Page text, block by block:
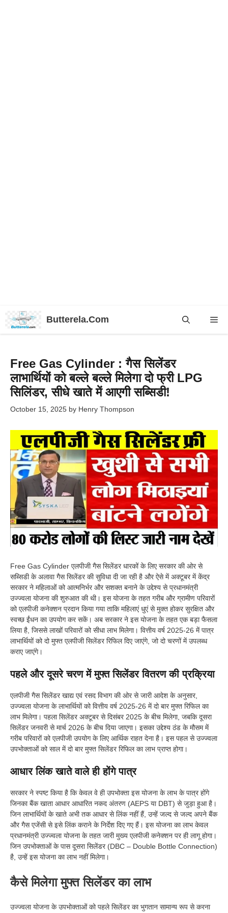
Butterela.Com
Free Gas Cylinder : गैस सिलेंडर
लाभार्थियों को बल्ले बल्ले मिलेगा दो फ्री LPG
सिलिंडर, सीधे खाते में आएगी सब्सिडी!
October 15, 2025 by Henry Thompson
Free Gas Cylinder एलपीजी गैस सिलेंडर धारकों के लिए सरकार की ओर से
सब्सिडी के अलावा गैस सिलेंडर की सुविधा दी जा रही है और ऐसे में अक्टूबर में केंद्र
सरकार ने महिलाओं को आत्मनिर्भर और सशक्त बनाने के उद्देश्य से प्रधानमंत्री
उज्ज्वला योजना की शुरुआत की थी। इस योजना के तहत गरीब और ग्रामीण परिवारों
को एलपीजी कनेक्शन प्रदान किया गया ताकि महिलाएं धुएं से मुक्त होकर सुरक्षित और
स्वच्छ ईंधन का उपयोग कर सकें। अब सरकार ने इस योजना के तहत एक बड़ा फैसला
लिया है, जिससे लाखों परिवारों को सीधा लाभ मिलेगा। वित्तीय वर्ष 2025-26 में पात्र
लाभार्थियों को दो मुफ्त एलपीजी सिलेंडर रिफिल दिए जाएंगे, जो दो चरणों में उपलब्ध
कराए जाएंगे।
पहले और दूसरे चरण में मुफ्त सिलेंडर वितरण की प्रक्रिया
एलपीजी गैस सिलेंडर खाद्य एवं रसद विभाग की ओर से जारी आदेश के अनुसार,
उज्ज्वला योजना के लाभार्थियों को वित्तीय वर्ष 2025-26 में दो बार मुफ्त रिफिल का
लाभ मिलेगा। पहला सिलेंडर अक्टूबर से दिसंबर 2025 के बीच मिलेगा, जबकि दूसरा
सिलेंडर जनवरी से मार्च 2026 के बीच दिया जाएगा। इसका उद्देश्य ठंड के मौसम में
गरीब परिवारों को एलपीजी उपयोग के लिए आर्थिक राहत देना है। इस पहल से उज्ज्वला
उपभोक्ताओं को साल में दो बार मुफ्त सिलेंडर रिफिल का लाभ प्राप्त होगा।
आधार लिंक खाते वाले ही होंगे पात्र
सरकार ने स्पष्ट किया है कि केवल वे ही उपभोक्ता इस योजना के लाभ के पात्र होंगे
जिनका बैंक खाता आधार आधारित नकद अंतरण (AEPS या DBT) से जुड़ा हुआ है।
जिन लाभार्थियों के खाते अभी तक आधार से लिंक नहीं हैं, उन्हें जल्द से जल्द अपने बैंक
और गैस एजेंसी से इसे लिंक कराने के निर्देश दिए गए हैं। इस योजना का लाभ केवल
प्रधानमंत्री उज्ज्वला योजना के तहत जारी मुख्य एलपीजी कनेक्शन पर ही लागू होगा।
जिन उपभोक्ताओं के पास दूसरा सिलेंडर (DBC – Double Bottle Connection)
है, उन्हें इस योजना का लाभ नहीं मिलेगा।
कैसे मिलेगा मुफ्त सिलेंडर का लाभ
उज्ज्वला योजना के उपभोक्ताओं को पहले सिलेंडर का भुगतान सामान्य रूप से करना